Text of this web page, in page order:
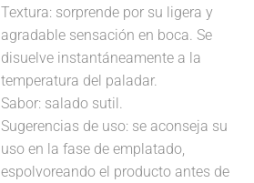
Textura: sorprende por su ligera y
agradable sensación en boca. Se
disuelve instantáneamente a la
temperatura del paladar.
Sabor: salado sutil.
Sugerencias de uso: se aconseja su
uso en la fase de emplatado,
espolvoreando el producto antes de